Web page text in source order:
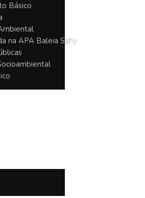
Básico
na APA Baleia Sahy